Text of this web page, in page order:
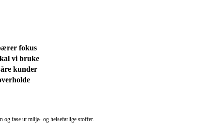
fokus
vi bruke
kunder
og fase ut miljø- og helsefarlige stoffer.